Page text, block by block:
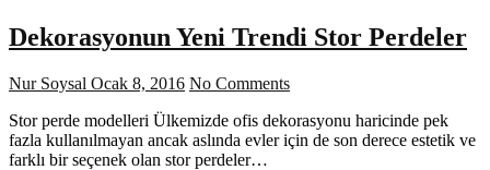
Dekorasyonun Yeni Trendi Stor Perdeler
Nur Soysal Ocak 8, 2016 No Comments
Stor perde modelleri Ülkemizde ofis dekorasyonu haricinde pek
fazla kullanılmayan ancak aslında evler için de son derece estetik ve
farklı bir seçenek olan stor perdeler…